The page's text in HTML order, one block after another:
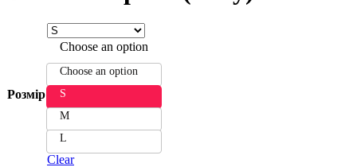
Розмір
Choose an option
Choose an option
S
M
L
Clear